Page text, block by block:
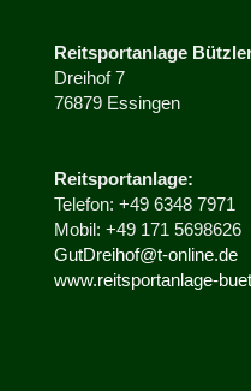
Reitsportanlage
Dreihof 7
76879 Essingen
Reitsportanlage:
Telefon: +49 6348 7971
Mobil: +49 171 5698626
GutDreihof@t-online.de
www.reitsportanlage-